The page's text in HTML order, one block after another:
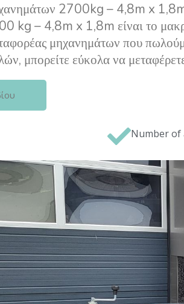
2700kg – 4,8m x 1,8m
kg – 4,8m x 1,8m είναι το
μηχανημάτων που
μπορείτε εύκολα να
Number of